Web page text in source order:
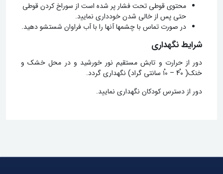
محتوی قوطی تحت فشار پر شده است از سوراخ کردن قوطی
حتی پس از خالی شدن خودداری نماﯾﯿد.
در صورت تماس با چشمها آنها را با آب فراوان شستشو دهید.
شرایط نگهداری
دور از حرارت و تابش مستقیم نور خورشید و در محل خشک و
خنک( 4۰ْ – ۱۰ْ سانتی گراد) نگهداری گردد.
دور از دسترس کودکان نگهداری نمایید.